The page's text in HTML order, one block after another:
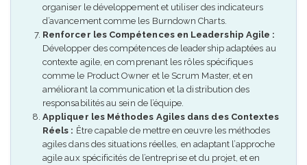
organiser le développement et utiliser des indicateurs
d’avancement comme les Burndown Charts.
Renforcer les Compétences en Leadership Agile :
Développer des compétences de leadership adaptées au
contexte agile, en comprenant les rôles spécifiques
comme le Product Owner et le Scrum Master, et en
améliorant la communication et la distribution des
responsabilités au sein de l’équipe.
Appliquer les Méthodes Agiles dans des Contextes
Réels : Être capable de mettre en œuvre les méthodes
agiles dans des situations réelles, en adaptant l’approche
agile aux spécificités de l’entreprise et du projet, et en